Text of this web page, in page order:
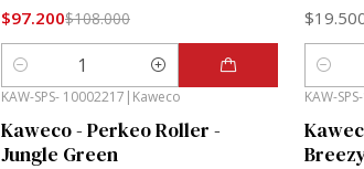
$97.200$108.000
Cantidad Cantidad
KAW-SPS- 10002217 | Kaweco
Kaweco - Perkeo Roller -
Jungle Green
KAW-